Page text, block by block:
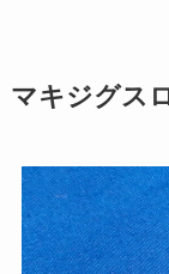
マキジグス